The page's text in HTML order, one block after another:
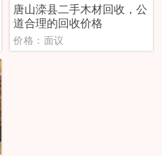
唐山滦县二手木材回收，公
道合理的回收价格
价格：面议